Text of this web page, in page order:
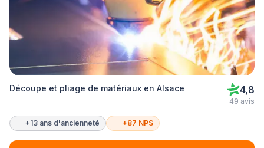
Découpe et pliage de matériaux en Alsace 4,8
49 avis
+13 ans d'ancienneté +87 NPS